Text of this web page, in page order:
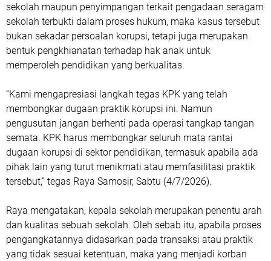
sekolah maupun penyimpangan terkait pengadaan seragam
sekolah terbukti dalam proses hukum, maka kasus tersebut
bukan sekadar persoalan korupsi, tetapi juga merupakan
bentuk pengkhianatan terhadap hak anak untuk
memperoleh pendidikan yang berkualitas.
“Kami mengapresiasi langkah tegas KPK yang telah
membongkar dugaan praktik korupsi ini. Namun
pengusutan jangan berhenti pada operasi tangkap tangan
semata. KPK harus membongkar seluruh mata rantai
dugaan korupsi di sektor pendidikan, termasuk apabila ada
pihak lain yang turut menikmati atau memfasilitasi praktik
tersebut,” tegas Raya Samosir, Sabtu (4/7/2026).
Raya mengatakan, kepala sekolah merupakan penentu arah
dan kualitas sebuah sekolah. Oleh sebab itu, apabila proses
pengangkatannya didasarkan pada transaksi atau praktik
yang tidak sesuai ketentuan, maka yang menjadi korban